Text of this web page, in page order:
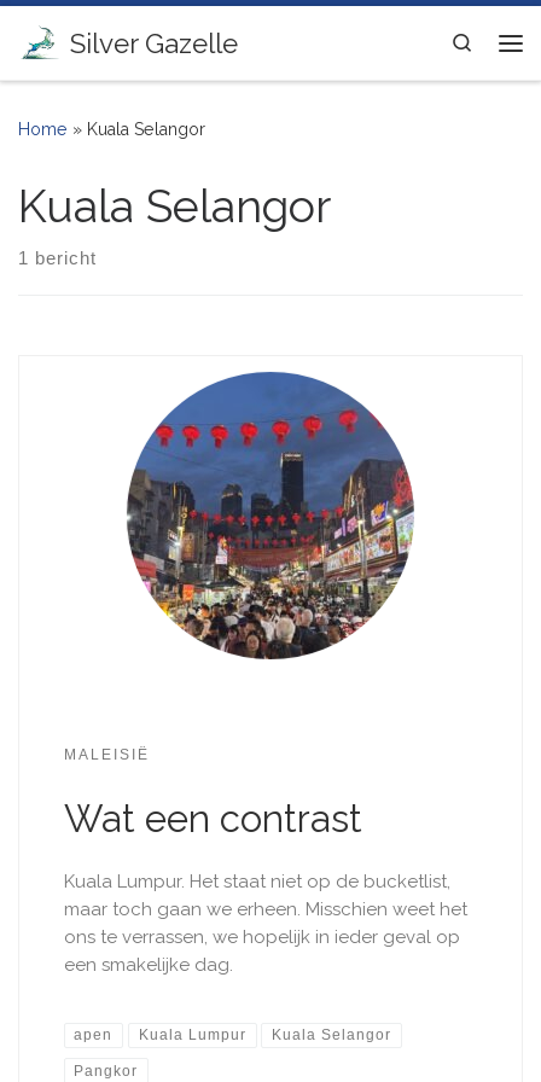
Ga naar inhoud
Silver Gazelle
Search
Home » Kuala Selangor
Kuala Selangor
1 bericht
MALEISIË
Wat een contrast
Kuala Lumpur. Het staat niet op de​ bucketlist,
maar toch gaan we erheen. Misschien weet het
ons te verrassen, we hopelijk in ieder geval op
een smakelijke dag.
apen Kuala Lumpur Kuala Selangor
Pangkor